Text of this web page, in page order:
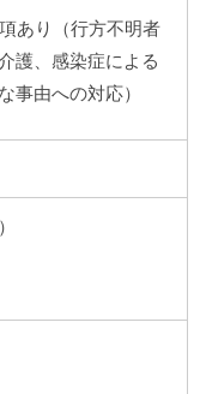
あり（行方不明者
護、感染症による
事由への対応）